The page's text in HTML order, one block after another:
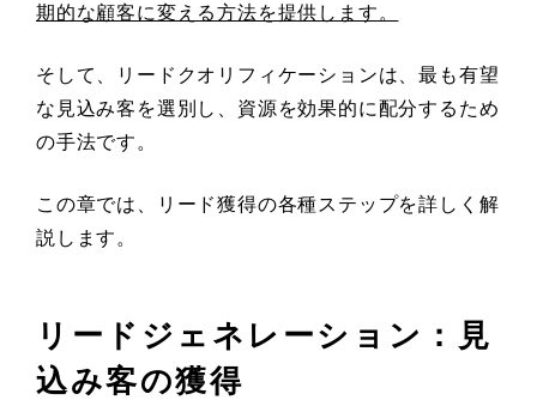
期的な顧客に変える方法を提供します。
そして、リードクオリフィケーションは、最も有望
な見込み客を選別し、資源を効果的に配分するため
の手法です。
この章では、リード獲得の各種ステップを詳しく解
説します。
リードジェネレーション：見
込み客の獲得